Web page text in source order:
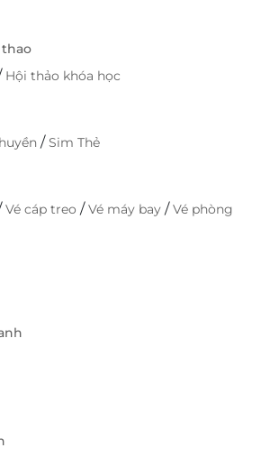
Minh Qua LifeLink Với
Senna Hue Hotel
mang đến cho bạn những
dẫn
kỳ nghỉ đẳng cấp. Bạn chỉ cần
đơn giản.
Hội thảo khóa học
/Sim Thẻ
Vé cáp treo /Vé máy bay /Vé phòng